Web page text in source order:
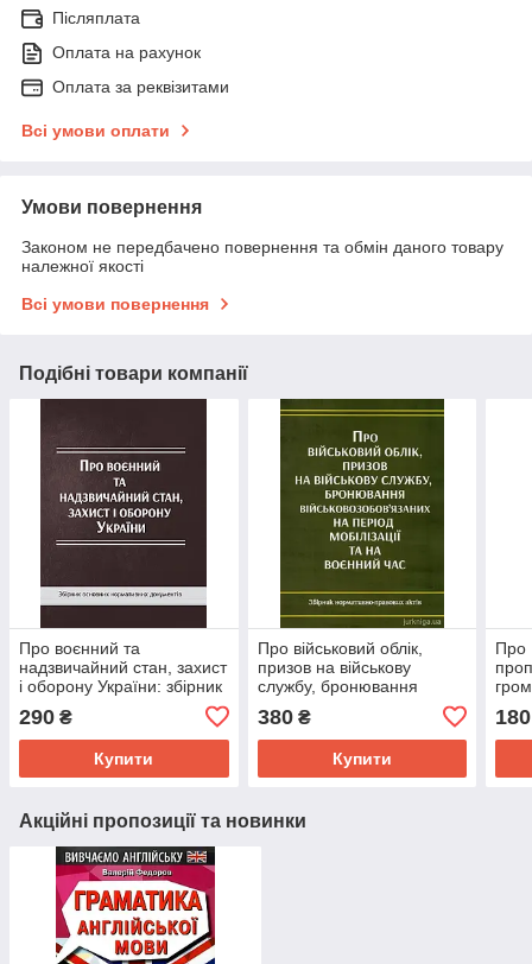
Післяплата
Оплата на рахунок
Оплата за реквізитами
Всі умови оплати
Умови повернення
Законом не передбачено повернення та обмін даного товару
належної якості
Всі умови повернення
Подібні товари компанії
Про воєнний та
надзвичайний стан, захист
і оборону України: збірник
документів
290 ₴
Купити
Про військовий облік,
призов на військову
службу, бронювання
військовозобов'язаних на
період мобілізації
380₴
Купити
Про
180
Акційні пропозиції та новинки